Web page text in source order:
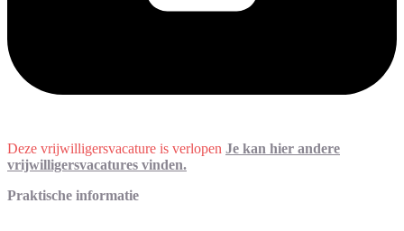
Deze vrijwilligersvacature is verlopen Je kan hier andere
vrijwilligersvacatures vinden.
Praktische informatie